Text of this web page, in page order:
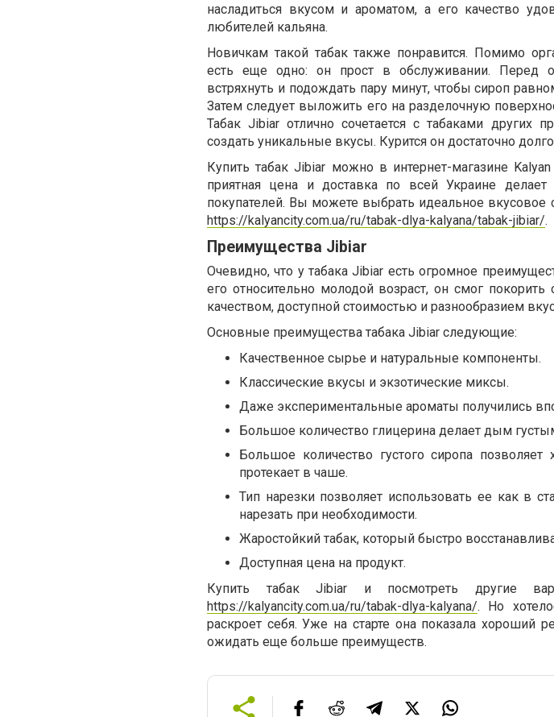
насладиться вкусом и ароматом, а его качество
любителей кальяна.
Новичкам такой табак также понравится. Помимо
есть еще одно: он прост в обслуживании. Перед
встряхнуть и подождать пару минут, чтобы сироп
Затем следует выложить его на разделочную
Табак Jibiar отлично сочетается с табаками других
создать уникальные вкусы. Курится он достаточно
Купить табак Jibiar можно в интернет-магазине
приятная цена и доставка по всей Украине
покупателей. Вы можете выбрать идеальное вкусовое
https://kalyancity.com.ua/ru/tabak-dlya-kalyana/tabak-jibiar/.
Преимущества Jibiar
Очевидно, что у табака Jibiar есть огромное
его относительно молодой возраст, он смог
качеством, доступной стоимостью и разнообразием
Основные преимущества табака Jibiar следующие:
Качественное сырье и натуральные компоненты.
Классические вкусы и экзотические миксы.
Даже экспериментальные ароматы получились
Большое количество глицерина делает дым
Большое количество густого сиропа
протекает в чаше.
Тип нарезки позволяет использовать ее как в
нарезать при необходимости.
Жаростойкий табак, который быстро
Доступная цена на продукт.
Купить табак Jibiar и посмотреть другие
https://kalyancity.com.ua/ru/tabak-dlya-kalyana/. Но
раскроет себя. Уже на старте она показала хороший
ожидать еще больше преимуществ.